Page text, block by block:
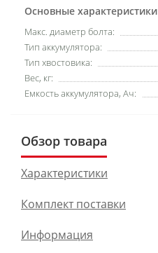
Основные характеристики
Макс. диаметр болта:
Тип аккумулятора:
Тип хвостовика:
Вес, кг:
Емкость аккумулятора, Ач:
Обзор товара
Характеристики
Комплект поставки
Информация